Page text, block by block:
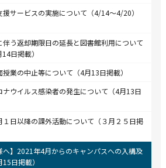
援サービスの実施について（4/14～4/20）
伴う返却期限日の延長と図書館利用について
日掲載）
業の中止等について（4月13日掲載）
ウイルス感染者の発生について（4月13日
１日以降の課外活動について（３月２５日掲
へ】2021年4月からのキャンパスへの入構及
日掲載）